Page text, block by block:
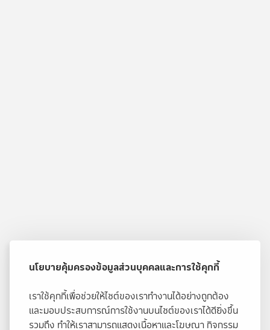
นโยบายคุ้มครองข้อมูลส่วนบุคคลและการใช้คุกกี้
เราใช้คุกกี้เพื่อช่วยให้ไซต์ของเราทำงานได้อย่างถูกต้อง
และมอบประสบการณ์การใช้งานบนไซต์ของเราได้ดียิ่งขึ้น
รวมถึง ทำให้เราสามารถแสดงเนื้อหาและโฆษณา กิจกรรม